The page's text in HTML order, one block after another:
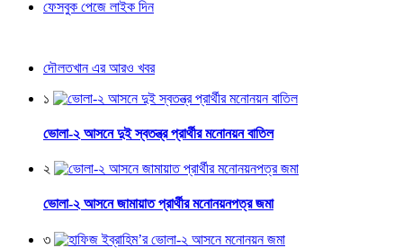
ফেসবুক পেজে লাইক দিন
দৌলতখান এর আরও খবর
১
ভোলা-২ আসনে দুই স্বতন্ত্র প্রার্থীর মনোনয়ন বাতিল
২
ভোলা-২ আসনে জামায়াত প্রার্থীর মনোনয়নপত্র জমা
৩